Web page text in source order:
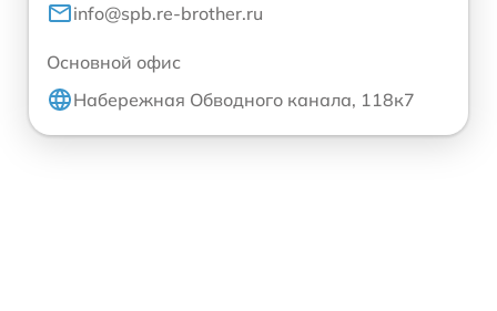
info@spb.re-brother.ru
Основной офис
Набережная Обводного канала, 118к7